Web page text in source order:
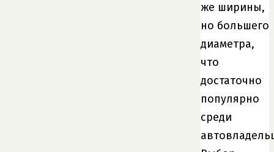
же ширины,
но большего
диаметра,
что
достаточно
популярно
среди